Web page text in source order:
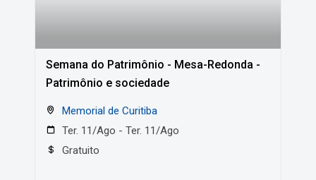
Semana do Patrimônio - Mesa-Redonda -
Patrimônio e sociedade
Memorial de Curitiba
Ter. 11/Ago - Ter. 11/Ago
Gratuito